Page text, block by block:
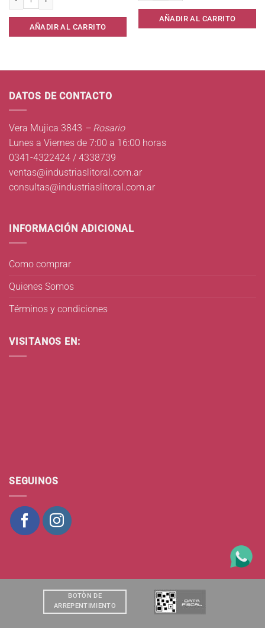
AÑADIR AL CARRITO
AÑADIR AL CARRITO
DATOS DE CONTACTO
Vera Mujica 3843 – Rosario
Lunes a Viernes de 7:00 a 16:00 horas
0341-4322424 / 4338739
ventas@industriaslitoral.com.ar
consultas@industriaslitoral.com.ar
INFORMACIÓN ADICIONAL
Como comprar
Quienes Somos
Términos y condiciones
VISITANOS EN:
SEGUINOS
BOTÒN DE
ARREPENTIMIENTO